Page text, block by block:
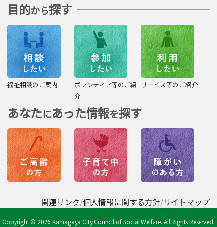
目的から探す
福祉相談のご案内
ボランティア等のご紹
介
サービス等のご紹介
あなたにあった情報を探す
関連リンク 個人情報に関する方針 サイトマップ
Copyright © 2026 Kamagaya City Council of Social Welfare. All Rights Reserved.